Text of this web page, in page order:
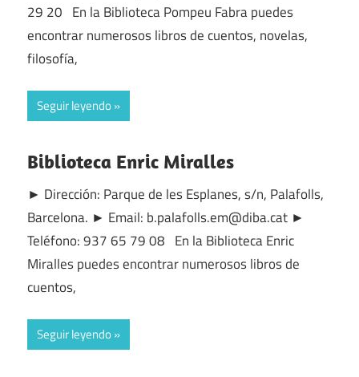
29 20 En la Biblioteca Pompeu Fabra puedes
encontrar numerosos libros de cuentos, novelas,
filosofía,
Seguir leyendo
Biblioteca Enric Miralles
► Dirección: Parque de les Esplanes, s/n, Palafolls,
Barcelona. ► Email: b.palafolls.em@diba.cat ►
Teléfono: 937 65 79 08 En la Biblioteca Enric
Miralles puedes encontrar numerosos libros de
cuentos,
Seguir leyendo